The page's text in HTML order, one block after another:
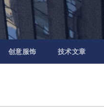
创意服饰 技术文章